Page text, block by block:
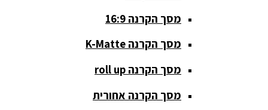
סאבים
וחצובות
מסך הקרנה 16:9
מסך הקרנה K-Matte
מסך הקרנה roll up
מסך הקרנה אחורית